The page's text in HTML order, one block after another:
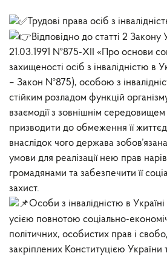
Трудові права осіб з
Відповідно до статті 2 Закону
21.03.1991 №875-XII «Про основи
захищеності осіб з інвалідністю в
– Закон №875), особою з
стійким розладом функцій
взаємодії з зовнішнім
призводити до обмеження її
внаслідок чого держава
умови для реалізації нею прав
громадянами та забезпечити її
захист.
Особи з інвалідністю в
усією повнотою соціально-
політичних, особистих прав і
закріплених Конституцією України